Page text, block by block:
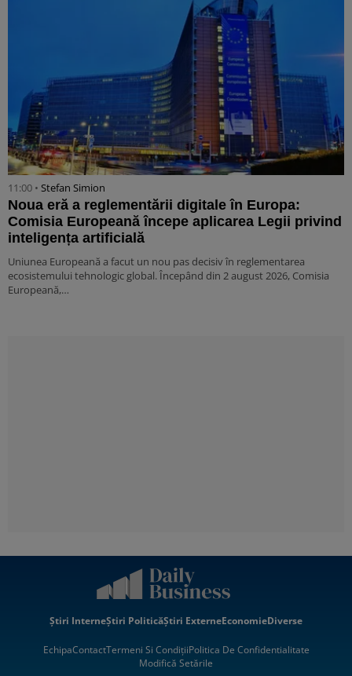
11:00 • Stefan Simion
Noua eră a reglementării digitale în Europa:
Comisia Europeană începe aplicarea Legii privind
inteligența artificială
Uniunea Europeană a facut un nou pas decisiv în reglementarea
ecosistemului tehnologic global. Începând din 2 august 2026, Comisia
Europeană,…
Știri InterneȘtiri PoliticăȘtiri ExterneEconomieDiverse
EchipaContactTermeni Si CondițiiPolitica De Confidentialitate
Modifică Setările